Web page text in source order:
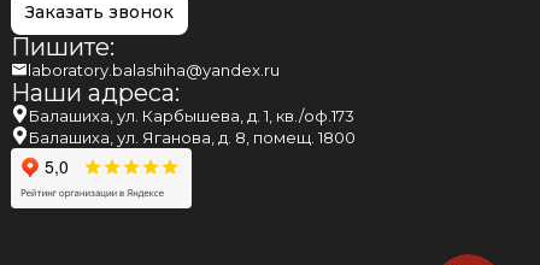
Заказать звонок
Пишите:
laboratory.balashiha@yandex.ru
Наши адреса:
Балашиха, ул. Карбышева, д. 1, кв./оф.173
Балашиха, ул. Яганова, д. 8, помещ. 1800